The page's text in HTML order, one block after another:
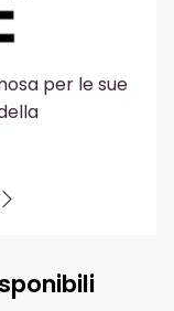
per le sue